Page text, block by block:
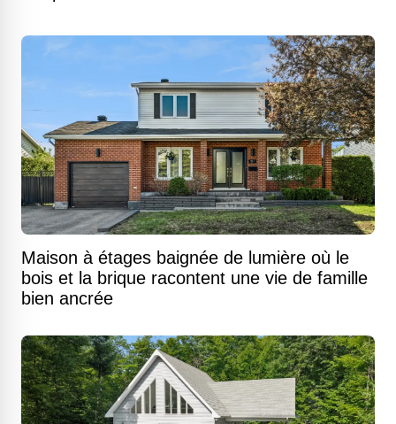
Maison à étages baignée de lumière où le
bois et la brique racontent une vie de famille
bien ancrée